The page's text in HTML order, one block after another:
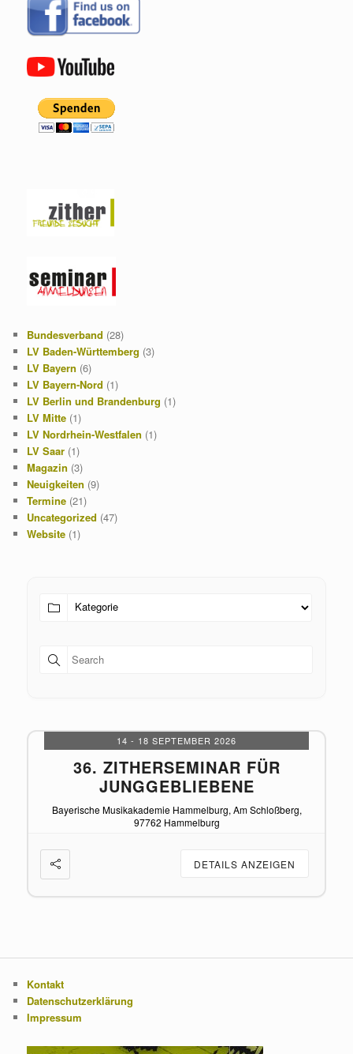
Bundesverband (28)
LV Baden-Württemberg (3)
LV Bayern (6)
LV Bayern-Nord (1)
LV Berlin und Brandenburg (1)
LV Mitte (1)
LV Nordrhein-Westfalen (1)
LV Saar (1)
Magazin (3)
Neuigkeiten (9)
Termine (21)
Uncategorized (47)
Website (1)
14 - 18 SEPTEMBER 2026
36. ZITHERSEMINAR FÜR
JUNGGEBLIEBENE
Bayerische Musikakademie Hammelburg, Am Schloßberg,
97762 Hammelburg
DETAILS ANZEIGEN
Kontakt
Datenschutzerklärung
Impressum